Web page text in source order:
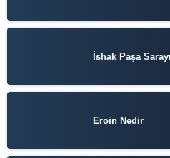
İshak Paşa
Eroin Nedir